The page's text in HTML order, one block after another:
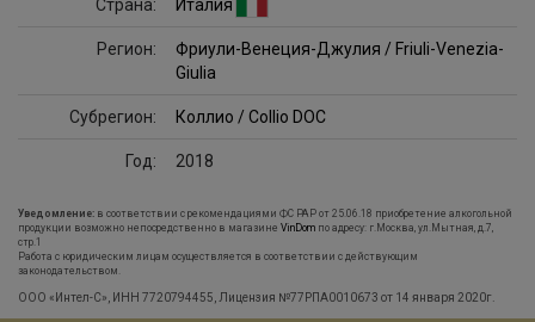
Страна: Италия
Регион:
Фриули-Венеция-Джулия / Friuli-Venezia-
Giulia
Субрегион: Коллио / Collio DOC
Год: 2018
Уведомление: в соответствии с рекомендациями ФС РАР от 25.06.18 приобретение алкогольной
продукции возможно непосредственно в магазине VinDom по адресу: г.Москва, ул.Мытная, д.7,
стр.1
Работа с юридическим лицам осуществляется в соответствии с действующим
законодательством.
ООО «Интел-С», ИНН 7720794455, Лицензия №77РПА0010673 от 14 января 2020г.